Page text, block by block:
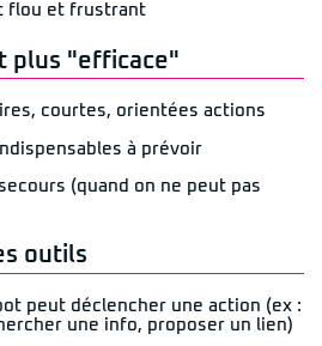
flou et frustrant
plus "efficace"
courtes, orientées actions
à prévoir
(quand on ne peut pas
outils
peut déclencher une action (ex :
une info, proposer un lien)